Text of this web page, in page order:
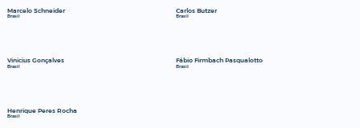
Marcelo Schneider
Brasil
Carlos Butzer
Brasil
Vinicius Gonçalves
Brasil
Fábio Firmbach Pasqualotto
Brasil
Henrique Peres Rocha
Brasil